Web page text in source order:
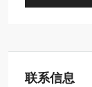
联系信息